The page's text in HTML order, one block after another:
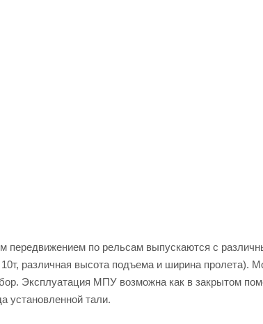
передвижением по рельсам выпускаются с
различная высота подъема и ширина пролета).
Эксплуатация МПУ возможна как в закрытом
установленной тали.